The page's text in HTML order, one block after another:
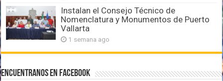
Instalan el Consejo Técnico de
Nomenclatura y Monumentos de Puerto
Vallarta
1 semana ago
Encuentranos en Facebook